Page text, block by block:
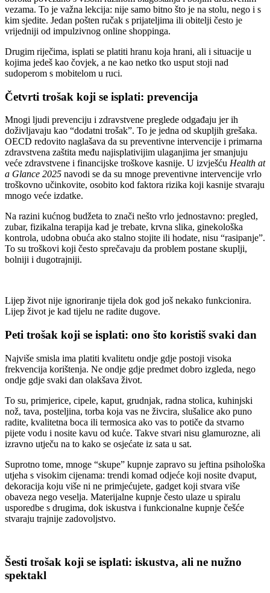
vezama. To je važna lekcija: nije samo bitno što je na stolu, nego i s
kim sjedite. Jedan pošten ručak s prijateljima ili obitelji često je
vrijedniji od impulzivnog online shoppinga.
Drugim riječima, isplati se platiti hranu koja hrani, ali i situacije u
kojima jedeš kao čovjek, a ne kao netko tko usput stoji nad
sudoperom s mobitelom u ruci.
Četvrti trošak koji se isplati: prevencija
Mnogi ljudi prevenciju i zdravstvene preglede odgađaju jer ih
doživljavaju kao “dodatni trošak”. To je jedna od skupljih grešaka.
OECD redovito naglašava da su preventivne intervencije i primarna
zdravstvena zaštita među najisplativijim ulaganjima jer smanjuju
veće zdravstvene i financijske troškove kasnije. U izvješću Health at
a Glance 2025 navodi se da su mnoge preventivne intervencije vrlo
troškovno učinkovite, osobito kod faktora rizika koji kasnije stvaraju
mnogo veće izdatke.
Na razini kućnog budžeta to znači nešto vrlo jednostavno: pregled,
zubar, fizikalna terapija kad je trebate, krvna slika, ginekološka
kontrola, udobna obuća ako stalno stojite ili hodate, nisu “rasipanje”.
To su troškovi koji često sprečavaju da problem postane skuplji,
bolniji i dugotrajniji.
Lijep život nije ignoriranje tijela dok god još nekako funkcionira.
Lijep život je kad tijelu ne radite dugove.
Peti trošak koji se isplati: ono što koristiš svaki dan
Najviše smisla ima platiti kvalitetu ondje gdje postoji visoka
frekvencija korištenja. Ne ondje gdje predmet dobro izgleda, nego
ondje gdje svaki dan olakšava život.
To su, primjerice, cipele, kaput, grudnjak, radna stolica, kuhinjski
nož, tava, posteljina, torba koja vas ne živcira, slušalice ako puno
radite, kvalitetna boca ili termosica ako vas to potiče da stvarno
pijete vodu i nosite kavu od kuće. Takve stvari nisu glamurozne, ali
izravno utječu na to kako se osjećate iz sata u sat.
Suprotno tome, mnoge “skupe” kupnje zapravo su jeftina psihološka
utjeha s visokim cijenama: trendi komad odjeće koji nosite dvaput,
dekoracija koju više ni ne primjećujete, gadget koji stvara više
obaveza nego veselja. Materijalne kupnje često ulaze u spiralu
usporedbe s drugima, dok iskustva i funkcionalne kupnje češće
stvaraju trajnije zadovoljstvo.
Šesti trošak koji se isplati: iskustva, ali ne nužno
spektakl